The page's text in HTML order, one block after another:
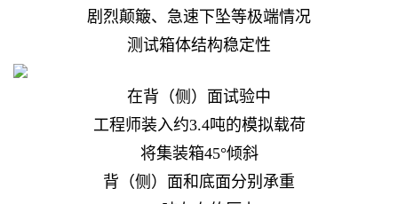
剧烈颠簸、急速下坠等极端情况
测试箱体结构稳定性
在背（侧）面试验中
工程师装入约3.4吨的模拟载荷
将集装箱45°倾斜
背（侧）面和底面分别承重